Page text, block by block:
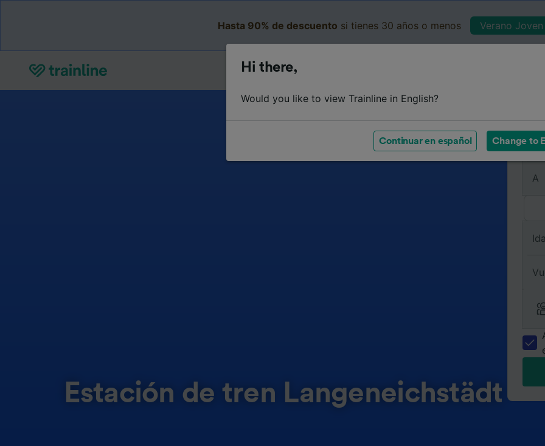
Hasta 90% de descuento si tienes 30 años o menos Verano
Estación de tren Langeneichstädt
De
A
Hi there,
Would you like to view Trainline in English?
Continuar en español Change to